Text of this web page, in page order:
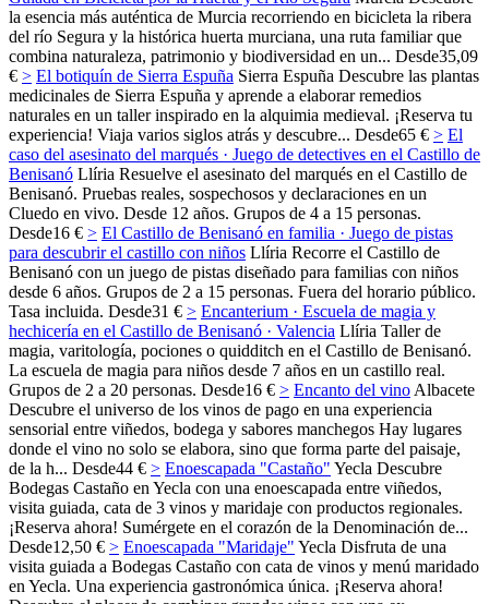
la esencia más auténtica de Murcia recorriendo en bicicleta la ribera
del río Segura y la histórica huerta murciana, una ruta familiar que
combina naturaleza, patrimonio y biodiversidad en un... Desde35,09
€ > El botiquín de Sierra Espuña Sierra Espuña Descubre las plantas
medicinales de Sierra Espuña y aprende a elaborar remedios
naturales en un taller inspirado en la alquimia medieval. ¡Reserva tu
experiencia! Viaja varios siglos atrás y descubre... Desde65 € > El
caso del asesinato del marqués · Juego de detectives en el Castillo de
Benisanó Llíria Resuelve el asesinato del marqués en el Castillo de
Benisanó. Pruebas reales, sospechosos y declaraciones en un
Cluedo en vivo. Desde 12 años. Grupos de 4 a 15 personas.
Desde16 € > El Castillo de Benisanó en familia · Juego de pistas
para descubrir el castillo con niños Llíria Recorre el Castillo de
Benisanó con un juego de pistas diseñado para familias con niños
desde 6 años. Grupos de 2 a 15 personas. Fuera del horario público.
Tasa incluida. Desde31 € > Encanterium · Escuela de magia y
hechicería en el Castillo de Benisanó · Valencia Llíria Taller de
magia, varitología, pociones o quidditch en el Castillo de Benisanó.
La escuela de magia para niños desde 7 años en un castillo real.
Grupos de 2 a 20 personas. Desde16 € > Encanto del vino Albacete
Descubre el universo de los vinos de pago en una experiencia
sensorial entre viñedos, bodega y sabores manchegos Hay lugares
donde el vino no solo se elabora, sino que forma parte del paisaje,
de la h... Desde44 € > Enoescapada "Castaño" Yecla Descubre
Bodegas Castaño en Yecla con una enoescapada entre viñedos,
visita guiada, cata de 3 vinos y maridaje con productos regionales.
¡Reserva ahora! Sumérgete en el corazón de la Denominación de...
Desde12,50 € > Enoescapada "Maridaje" Yecla Disfruta de una
visita guiada a Bodegas Castaño con cata de vinos y menú maridado
en Yecla. Una experiencia gastronómica única. ¡Reserva ahora!